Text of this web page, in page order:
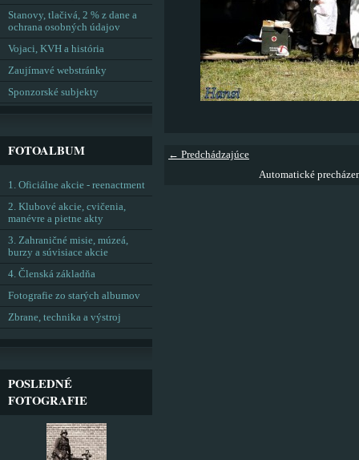
← Predchádzajúce
Automatické
Stanovy, tlačivá, 2 % z dane a
ochrana osobných údajov
Vojaci, KVH a história
Zaujímavé webstránky
Sponzorské subjekty
FOTOALBUM
1. Oficiálne akcie - reenactment
2. Klubové akcie, cvičenia,
manévre a pietne akty
3. Zahraničné misie, múzeá,
burzy a súvisiace akcie
4. Členská základňa
Fotografie zo starých albumov
Zbrane, technika a výstroj
POSLEDNÉ
FOTOGRAFIE